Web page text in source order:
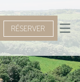
RÉSERVER